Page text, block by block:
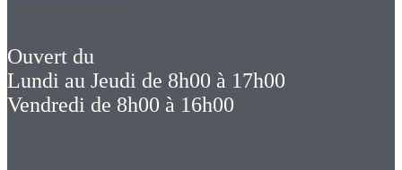
Ouvert du
Lundi au Jeudi de 8h00 à 17h00
Vendredi de 8h00 à 16h00